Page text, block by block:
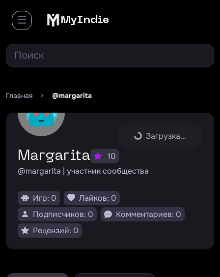
MyIndie
Главная > @margarita
Загрузка...
Margarita
10
@margarita | участник сообщества
Игр: 0
Лайков: 0
Подписчиков: 0
Комментариев: 0
Рецензий: 0